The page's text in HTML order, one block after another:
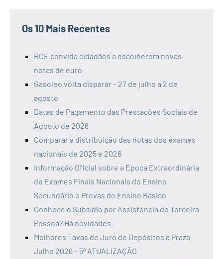
Os 10 Mais Recentes
BCE convida cidadãos a escolherem novas
notas de euro
Gasóleo volta disparar – 27 de julho a 2 de
agosto
Datas de Pagamento das Prestações Sociais de
Agosto de 2026
Comparar a distribuição das notas dos exames
nacionais de 2025 e 2026
Informação Oficial sobre a Época Extraordinária
de Exames Finais Nacionais do Ensino
Secundário e Provas do Ensino Básico
Conhece o Subsídio por Assistência de Terceira
Pessoa? Há novidades.
Melhores Taxas de Juro de Depósitos a Prazo
Julho 2026 – 5ª ATUALIZAÇÃO